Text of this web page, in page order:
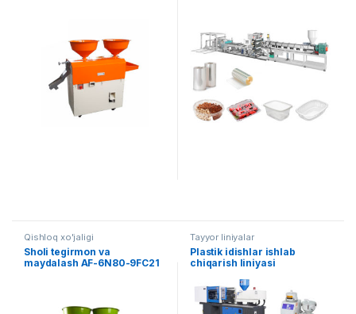
Qishloq xo'jaligi
Sholi tegirmon va
maydalash AF-6N80-9FC21
Tayyor liniyalar
Plastik idishlar ishlab
chiqarish liniyasi